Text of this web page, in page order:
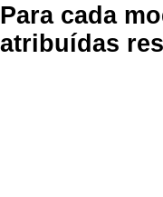
Para cada
atribuídas